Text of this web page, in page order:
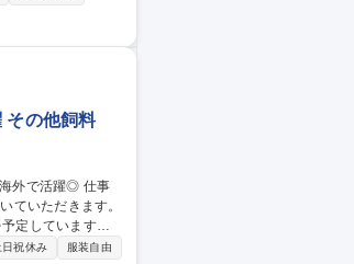
援/開発・業務プ
ーの方針を理解
その他飼料
ていただきます。
定しています。
環境保全、SCM
日祝休み 服装自由